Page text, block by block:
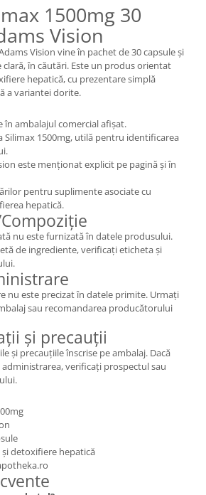
1500mg 30
Vision
Vision vine în pachet de 30 capsule și
în căutări. Este un produs orientat
hepatică, cu prezentare simplă
a variantei dorite.
în ambalajul comercial afișat.
Silimax 1500mg, utilă pentru identificarea
este menționat explicit pe pagină și în
pentru suplimente asociate cu
hepatică.
nu este furnizată în datele produsului.
de ingrediente, verificați eticheta și
nu este precizat în datele primite. Urmați
sau recomandarea producătorului
și precauții
și precauțiile înscrise pe ambalaj. Dacă
verificați prospectul sau
detoxifiere hepatică